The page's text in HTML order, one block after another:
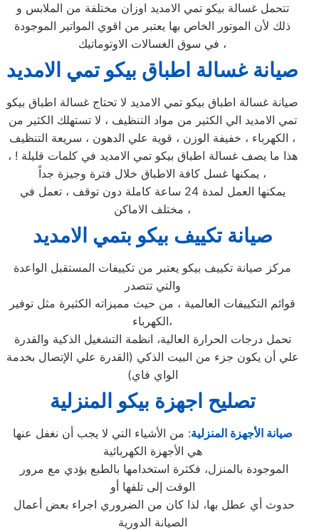
تتحمل غسالة بيكو تمي الامديد اوزان مختلفة من الملابس و
ذلك لأن الموتور الخاص بها يعتبر من اقوي المواتير الموجودة
في سوق الغسالات الاوتوماتيك ،
صيانة غسالة اطباق بيكو تمي الامديد
صيانة غسالة اطباق بيكو تمي الامديد لا تحتاج غسالة اطباق بيكو
تمي الامديد الي الكثير من مواد التنظيف ، لا تستهلك الكثير من
الكهرباء ، خفيفة الوزن ، قوية علي الدهون ، سريعة التنظيف ،
هذا ما يصف غسالة اطباق بيكو تمي الامديد في كلمات قليلة ! ،
يمكنها غسل كافة الاطباق خلال فترة وجيزة جداً ،
يمكنها العمل لمدة 24 ساعة كاملة دون توقف ، تعمل في
مختلف الاماكن ،
صيانة تكييف بيكو بتمي الامديد
مركز صيانة تكييف بيكو يعتبر من تكييفات المستقبل الواعدة
والتي تتصدر
قوائم التكييفات العالمية ، من حيث مميزاته الكثيرة مثل توفير
الكهرباء،
تحمل درجات الحرارة العالية، انظمة التشغيل الذكية والقدرة
علي أن يكون جزء من البيت الذكي (القدرة علي الإتصال بخدمة
الواي فاي)
تصليح اجهزة بيكو المنزلية
صيانة الأجهزة المنزلية: من الأشياء التي لا يجب أن نغفل عنها
هي الأجهزة الكهربائية
الوقت إلى تلفها أو
الصيانة الدورية